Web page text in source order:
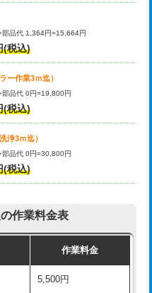
33,000円
8,800円～
11,000円+材料費
16,500円+材料費
13,200円+材料費
品代 1,364円=15,664円
(税込)
ー作業3ｍ迄）
品代 0円=19,800円
(税込)
浄3ｍ迄）
品代 0円=30,800円
(税込)
作業料金表
作業料金
5,500円